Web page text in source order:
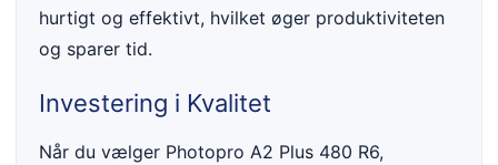
hurtigt og effektivt, hvilket øger produktiviteten
og sparer tid.
Investering i Kvalitet
Når du vælger Photopro A2 Plus 480 R6,